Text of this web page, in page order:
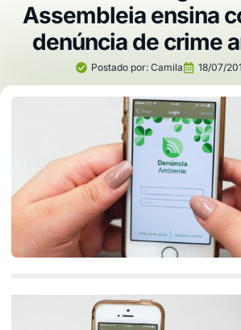
Assembleia ensina
denúncia de crime
Postado por: Camila 18/07/